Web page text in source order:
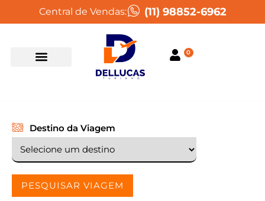
Central de Vendas: (11) 98852-6962
0
Destino da Viagem
PESQUISAR VIAGEM